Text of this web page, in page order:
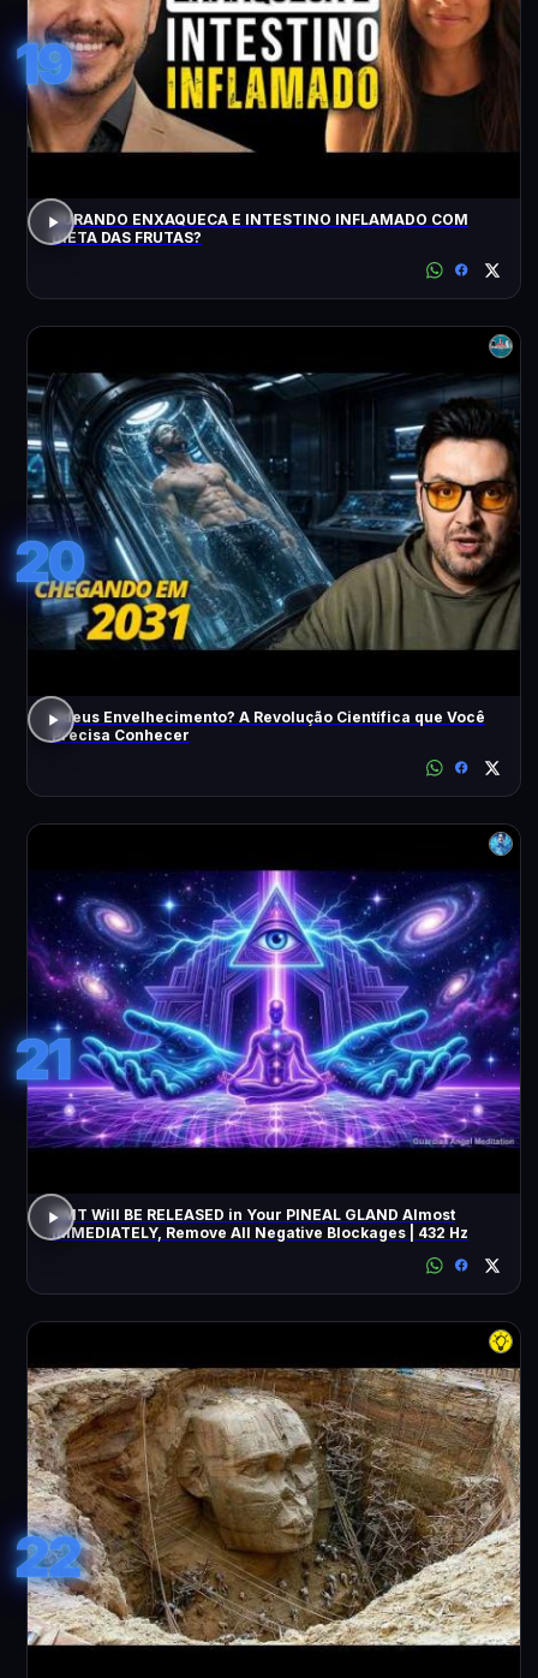
19
CURANDO ENXAQUECA E INTESTINO INFLAMADO COM
DIETA DAS FRUTAS?
20
Adeus Envelhecimento? A Revolução Científica que Você
Precisa Conhecer
21
DMT Will BE RELEASED in Your PINEAL GLAND Almost
IMMEDIATELY, Remove All Negative Blockages | 432 Hz
22